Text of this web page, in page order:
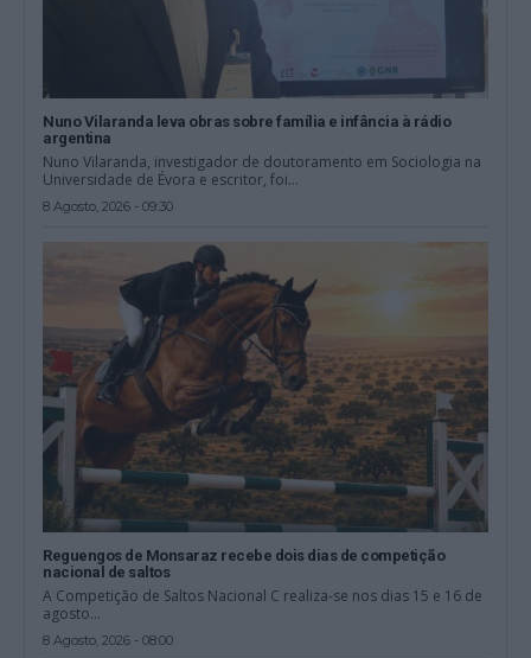
Nuno Vilaranda leva obras sobre família e infância à rádio
argentina
Nuno Vilaranda, investigador de doutoramento em Sociologia na
Universidade de Évora e escritor, foi...
8 Agosto, 2026 - 09:30
Reguengos de Monsaraz recebe dois dias de competição
nacional de saltos
A Competição de Saltos Nacional C realiza-se nos dias 15 e 16 de
agosto...
8 Agosto, 2026 - 08:00